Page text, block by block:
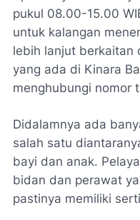
pukul 08.00-15.00
untuk kalangan
lebih lanjut berkaitan
yang ada di Kinara
menghubungi nomor
Didalamnya ada
salah satu
bayi dan anak.
bidan dan perawat
pastinya memiliki